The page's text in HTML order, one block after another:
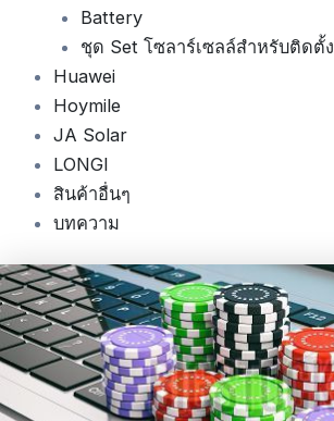
Battery
ชุด Set โซลาร์เซลล์สำหรับติดตั้ง
Huawei
Hoymile
JA Solar
LONGI
สินค้าอื่นๆ
บทความ